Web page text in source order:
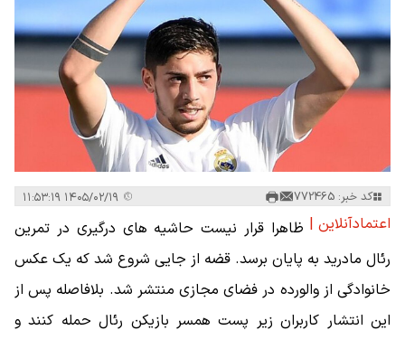
کد خبر: 772465
اعتمادآنلاین | ظاهرا قرار نیست حاشیه های درگیری در تمرین
رئال مادرید به پایان برسد. قضه از جایی شروع شد که یک عکس
خانوادگی از والورده در فضای مجازی منتشر شد. بلافاصله پس از
این انتشار کاربران زیر پست همسر بازیکن رئال حمله کنند و